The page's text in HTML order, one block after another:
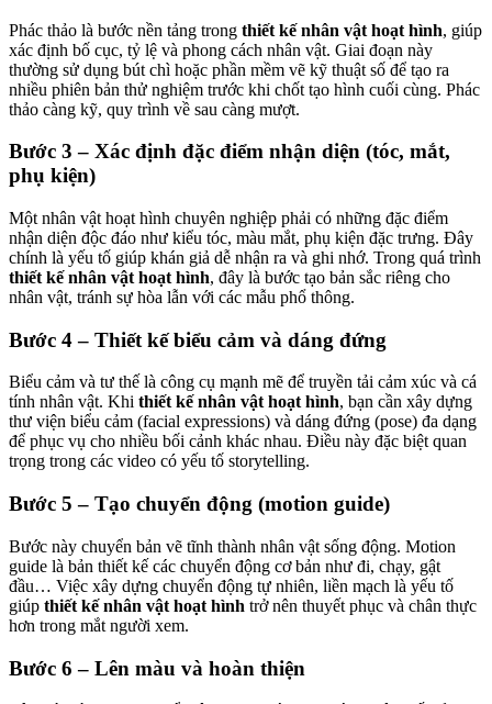
Phác thảo là bước nền tảng trong thiết kế nhân vật hoạt hình, giúp
xác định bố cục, tỷ lệ và phong cách nhân vật. Giai đoạn này
thường sử dụng bút chì hoặc phần mềm vẽ kỹ thuật số để tạo ra
nhiều phiên bản thử nghiệm trước khi chốt tạo hình cuối cùng. Phác
thảo càng kỹ, quy trình về sau càng mượt.
Bước 3 – Xác định đặc điểm nhận diện (tóc, mắt,
phụ kiện)
Một nhân vật hoạt hình chuyên nghiệp phải có những đặc điểm
nhận diện độc đáo như kiểu tóc, màu mắt, phụ kiện đặc trưng. Đây
chính là yếu tố giúp khán giả dễ nhận ra và ghi nhớ. Trong quá trình
thiết kế nhân vật hoạt hình, đây là bước tạo bản sắc riêng cho
nhân vật, tránh sự hòa lẫn với các mẫu phổ thông.
Bước 4 – Thiết kế biểu cảm và dáng đứng
Biểu cảm và tư thế là công cụ mạnh mẽ để truyền tải cảm xúc và cá
tính nhân vật. Khi thiết kế nhân vật hoạt hình, bạn cần xây dựng
thư viện biểu cảm (facial expressions) và dáng đứng (pose) đa dạng
để phục vụ cho nhiều bối cảnh khác nhau. Điều này đặc biệt quan
trọng trong các video có yếu tố storytelling.
Bước 5 – Tạo chuyển động (motion guide)
Bước này chuyển bản vẽ tĩnh thành nhân vật sống động. Motion
guide là bản thiết kế các chuyển động cơ bản như đi, chạy, gật
đầu… Việc xây dựng chuyển động tự nhiên, liền mạch là yếu tố
giúp thiết kế nhân vật hoạt hình trở nên thuyết phục và chân thực
hơn trong mắt người xem.
Bước 6 – Lên màu và hoàn thiện